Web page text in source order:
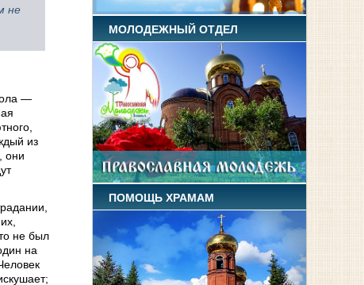
не
—
из
они
не был
на
МОЛОДЕЖНЫЙ ОТДЕЛ
ПОМОЩЬ ХРАМАМ